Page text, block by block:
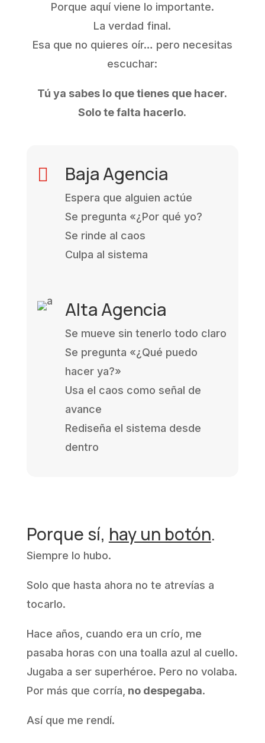
Porque aquí viene lo importante.
La verdad final.
Esa que no quieres oír… pero necesitas
escuchar:
Tú ya sabes lo que tienes que hacer.
Solo te falta hacerlo.
 Baja Agencia
Espera que alguien actúe
Se pregunta «¿Por qué yo?
Se rinde al caos
Culpa al sistema
Alta Agencia
Se mueve sin tenerlo todo claro
Se pregunta «¿Qué puedo
hacer ya?»
Usa el caos como señal de
avance
Rediseña el sistema desde
dentro
Porque sí, hay un botón.
Siempre lo hubo.
Solo que hasta ahora no te atrevías a
tocarlo.
Hace años, cuando era un crío, me
pasaba horas con una toalla azul al cuello.
Jugaba a ser superhéroe. Pero no volaba.
Por más que corría, no despegaba.
Así que me rendí.